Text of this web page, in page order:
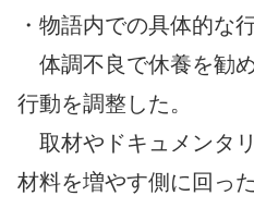
・物語内での具体的な
体調不良で休養を勧
行動を調整した。
取材やドキュメンタ
材料を増やす側に回った